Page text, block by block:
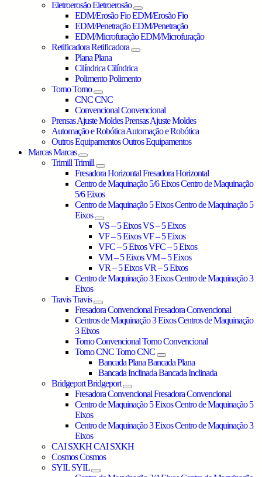
EletroerosãoEletroerosão
EDM/Erosão FioEDM/Erosão Fio
EDM/PenetraçãoEDM/Penetração
EDM/MicrofuraçãoEDM/Microfuração
RetificadoraRetificadora
PlanaPlana
CilíndricaCilíndrica
PolimentoPolimento
TornoTorno
CNCCNC
ConvencionalConvencional
Prensas Ajuste MoldesPrensas Ajuste Moldes
Automação e RobóticaAutomação e Robótica
Outros EquipamentosOutros Equipamentos
MarcasMarcas
TrimillTrimill
Fresadora HorizontalFresadora Horizontal
Centro de Maquinação 5/6 EixosCentro de Maquinação
5/6 Eixos
Centro de Maquinação 5 EixosCentro de Maquinação 5
Eixos
VS – 5 EixosVS – 5 Eixos
VF – 5 EixosVF – 5 Eixos
VFC – 5 EixosVFC – 5 Eixos
VM – 5 EixosVM – 5 Eixos
VR – 5 EixosVR – 5 Eixos
Centro de Maquinação 3 EixosCentro de Maquinação 3
Eixos
TravisTravis
Fresadora ConvencionalFresadora Convencional
Centros de Maquinação 3 EixosCentros de Maquinação
3 Eixos
Torno ConvencionalTorno Convencional
Torno CNCTorno CNC
Bancada PlanaBancada Plana
Bancada InclinadaBancada Inclinada
BridgeportBridgeport
Fresadora ConvencionalFresadora Convencional
Centro de Maquinação 5 EixosCentro de Maquinação 5
Eixos
Centro de Maquinação 3 EixosCentro de Maquinação 3
Eixos
CAI SXKHCAI SXKH
CosmosCosmos
SYIL SYIL